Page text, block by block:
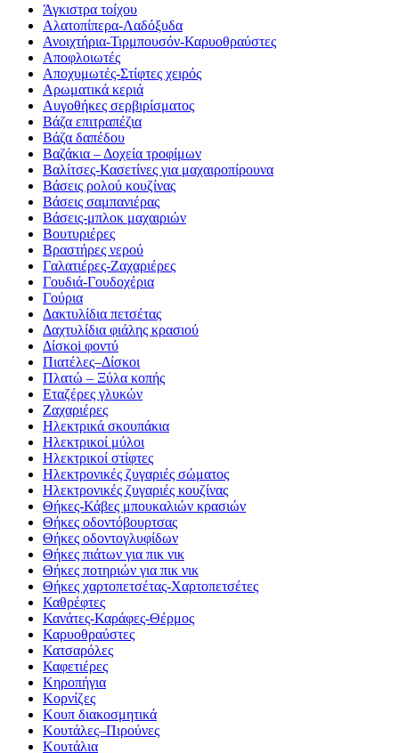
Άγκιστρα τοίχου
Αλατοπίπερα-Λαδόξυδα
Ανοιχτήρια-Τιρμπουσόν-Καρυοθραύστες
Αποφλοιωτές
Αποχυμωτές-Στίφτες χειρός
Αρωματικά κεριά
Αυγοθήκες σερβιρίσματος
Βάζα επιτραπέζια
Βάζα δαπέδου
Βαζάκια – Δοχεία τροφίμων
Βαλίτσες-Κασετίνες για μαχαιροπίρουνα
Βάσεις ρολού κουζίνας
Βάσεις σαμπανιέρας
Βάσεις-μπλοκ μαχαιριών
Βουτυριέρες
Βραστήρες νερού
Γαλατιέρες-Ζαχαριέρες
Γουδιά-Γουδοχέρια
Γούρια
Δακτυλίδια πετσέτας
Δαχτυλίδια φιάλης κρασιού
Δίσκοi φοντύ
Πιατέλες–Δίσκοι
Πλατώ – Ξύλα κοπής
Εταζέρες γλυκών
Ζαχαριέρες
Ηλεκτρικά σκουπάκια
Ηλεκτρικοί μύλοι
Ηλεκτρικοί στίφτες
Ηλεκτρονικές ζυγαριές σώματος
Ηλεκτρονικές ζυγαριές κουζίνας
Θήκες-Κάβες μπουκαλιών κρασιών
Θήκες οδοντόβουρτσας
Θήκες οδοντογλυφίδων
Θήκες πιάτων για πικ νικ
Θήκες ποτηριών για πικ νικ
Θήκες χαρτοπετσέτας-Χαρτοπετσέτες
Καθρέφτες
Κανάτες-Καράφες-Θέρμος
Καρυοθραύστες
Κατσαρόλες
Καφετιέρες
Κηροπήγια
Κορνίζες
Κουπ διακοσμητικά
Κουτάλες–Πιρούνες
Κουτάλια